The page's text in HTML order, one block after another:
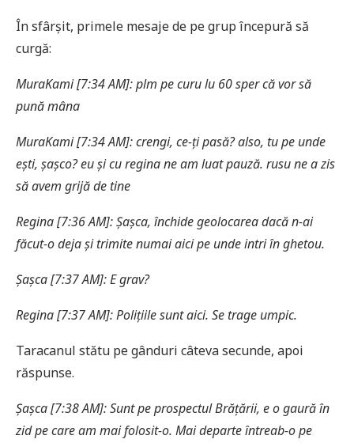
În sfârșit, primele mesaje de pe grup începură să
curgă:
MuraKami [7:34 AM]: plm pe curu lu 60 sper că vor să
pună mâna
MuraKami [7:34 AM]: crengi, ce-ți pasă? also, tu pe unde
ești, șașco? eu și cu regina ne am luat pauză. rusu ne a zis
să avem grijă de tine
Regina [7:36 AM]: Șașca, închide geolocarea dacă n-ai
făcut-o dejași trimite numai aici pe unde intri în ghetou.
Șașca [7:37 AM]: E grav?
Regina [7:37 AM]: Polițiile sunt aici. Se trage umpic.
Taracanul stătu pe gânduri câteva secunde, apoi
răspunse.
Șașca [7:38 AM]: Sunt pe prospectul Brățării, e o gaură în
zid pe care am mai folosit-o. Mai departe întreab-o pe